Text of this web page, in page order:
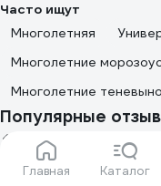
Главная Каталог
Часто ищут
Многолетняя
Многолетние
Многолетние
Популярные
47 отзывов